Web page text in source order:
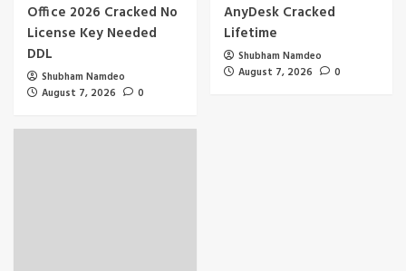
Office 2026 Cracked No
License Key Needed
DDL
Shubham Namdeo
August 7, 2026
0
AnyDesk Cracked
Lifetime
Shubham Namdeo
August 7, 2026
0